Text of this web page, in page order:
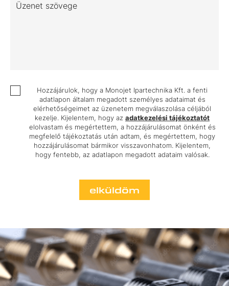
Üzenet szövege
Hozzájárulok, hogy a Monojet Ipartechnika Kft. a fenti
adatlapon általam megadott személyes adataimat és
elérhetőségeimet az üzenetem megválaszolása céljából
kezelje. Kijelentem, hogy az adatkezelési tájékoztatót
elolvastam és megértettem, a hozzájárulásomat önként és
megfelelő tájékoztatás után adtam, és megértettem, hogy
hozzájárulásomat bármikor visszavonhatom. Kijelentem,
hogy fentebb, az adatlapon megadott adataim valósak.
elküldöm